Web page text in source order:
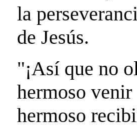
la
de Jesús.
"¡Así que no
hermoso venir
hermoso